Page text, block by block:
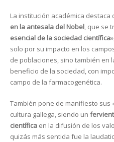
La institución académica destaca
en la antesala del Nobel, que se
esencial de la sociedad científica
solo por su impacto en los
de poblaciones, sino también en
beneficio de la sociedad, con
campo de la farmacogenética.
También pone de manifiesto sus
cultura gallega, siendo un
científica en la difusión de los
quizás más sentida fue la